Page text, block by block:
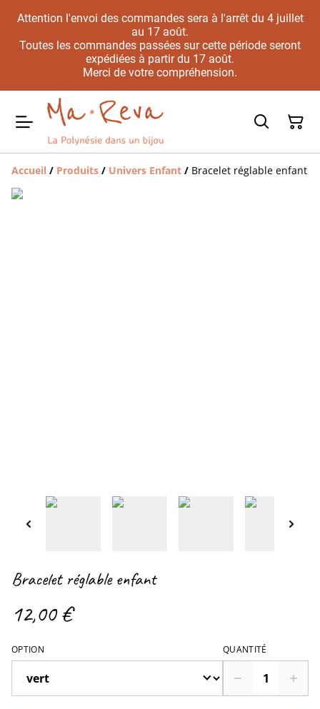
Attention l'envoi des commandes sera à l'arrêt du 4 juillet
au 17 août.
Toutes les commandes passées sur cette période seront
expédiées à partir du 17 août.
Merci de votre compréhension.
Accueil / Produits / Univers Enfant / Bracelet réglable enfant
Bracelet réglable enfant
12,00 €
OPTION QUANTITÉ